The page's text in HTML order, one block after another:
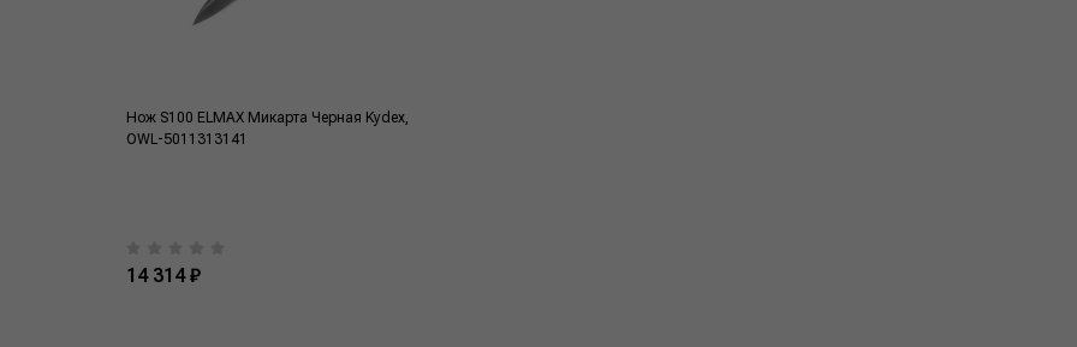
Нож S100 ELMAX Микарта Черная Kydex,
OWL-5011313141
14 314 ₽